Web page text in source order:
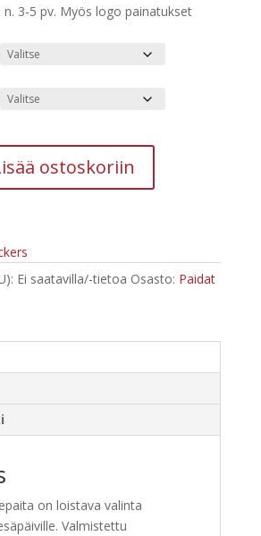
3-5 pv. Myös logo painatukset
ostoskoriin
Ei saatavilla/-tietoa Osasto: Paidat
on loistava valinta
Valmistettu